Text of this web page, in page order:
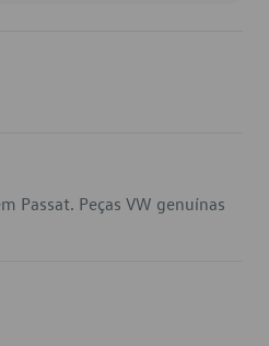
Passat. Peças VW genuínas